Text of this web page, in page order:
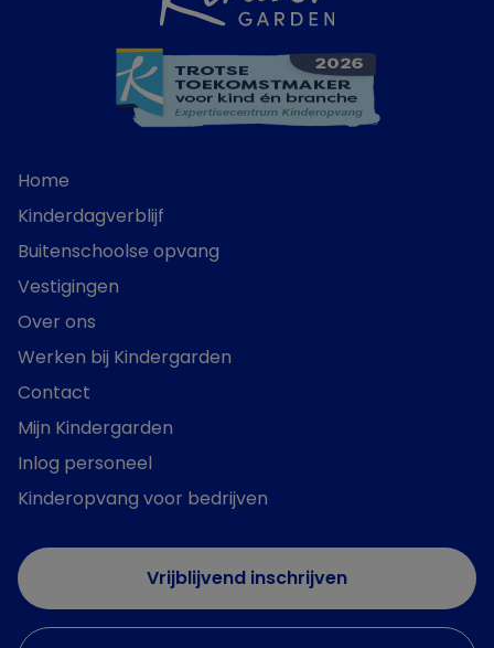
Home
Kinderdagverblijf
Buitenschoolse opvang
Vestigingen
Over ons
Werken bij Kindergarden
Contact
Mijn Kindergarden
Inlog personeel
Kinderopvang voor bedrijven
Vrijblijvend inschrijven